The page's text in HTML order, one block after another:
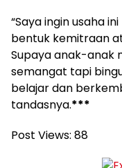
“Saya ingin usaha
bentuk kemitraan
Supaya anak-anak
semangat tapi
belajar dan
tandasnya.***
Post Views: 88